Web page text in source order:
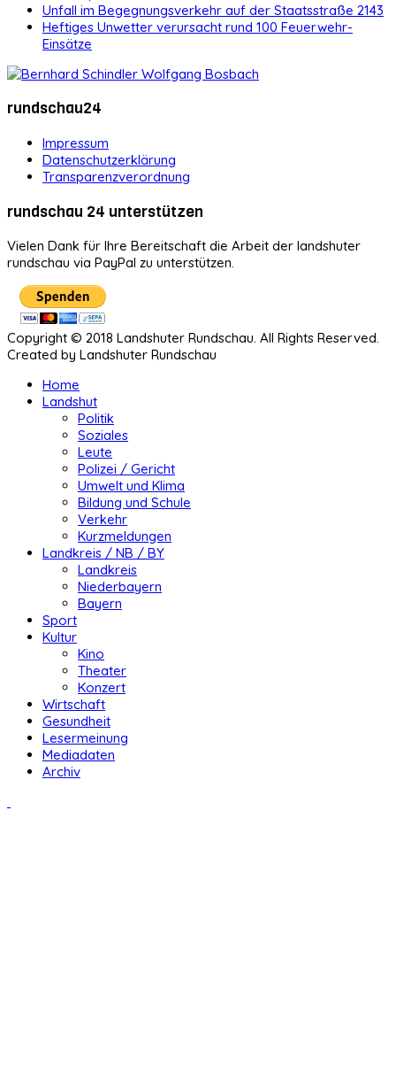
Unfall im Begegnungsverkehr auf der Staatsstraße 2143
Heftiges Unwetter verursacht rund 100 Feuerwehr-
Einsätze
rundschau24
Impressum
Datenschutzerklärung
Transparenzverordnung
rundschau 24 unterstützen
Vielen Dank für Ihre Bereitschaft die Arbeit der landshuter
rundschau via PayPal zu unterstützen.
Copyright © 2018 Landshuter Rundschau. All Rights Reserved.
Created by Landshuter Rundschau
Home
Landshut
Politik
Soziales
Leute
Polizei / Gericht
Umwelt und Klima
Bildung und Schule
Verkehr
Kurzmeldungen
Landkreis / NB / BY
Landkreis
Niederbayern
Bayern
Sport
Kultur
Kino
Theater
Konzert
Wirtschaft
Gesundheit
Lesermeinung
Mediadaten
Archiv